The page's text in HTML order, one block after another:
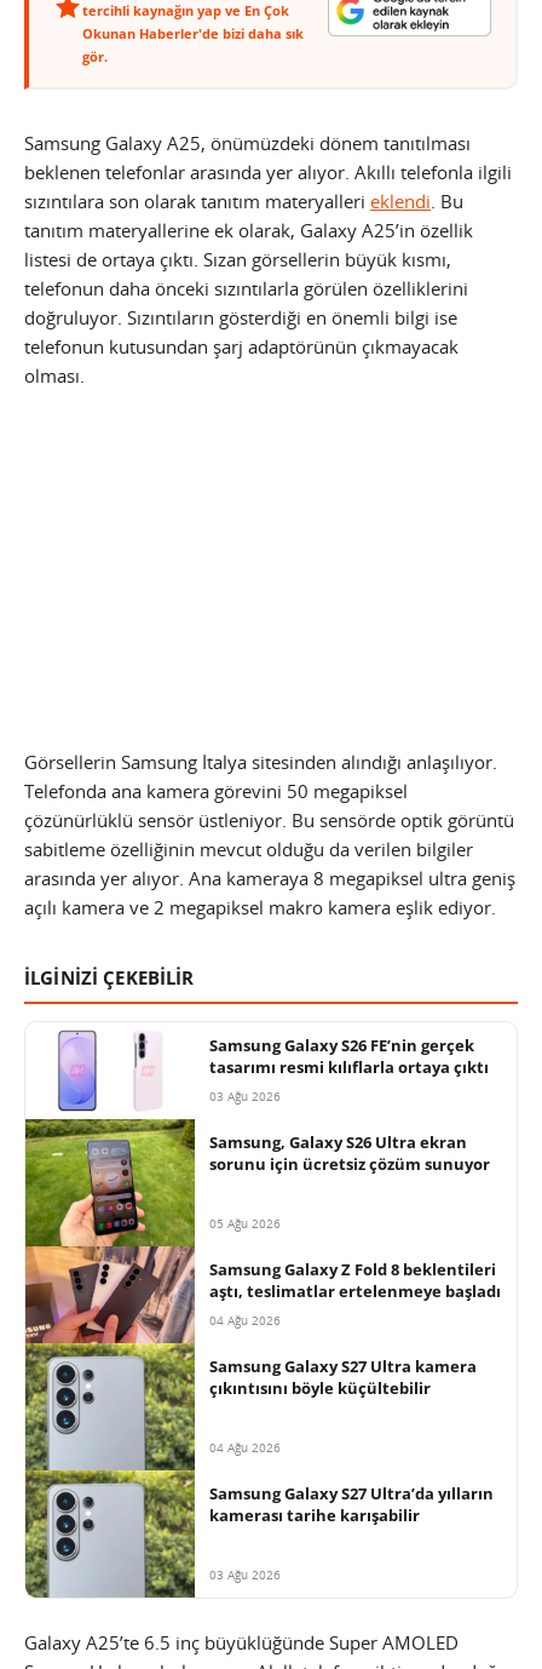
tercihli kaynağın yap ve En Çok
Okunan Haberler'de bizi daha sık
gör.
Samsung Galaxy A25, önümüzdeki dönem tanıtılması
beklenen telefonlar arasında yer alıyor. Akıllı telefonla ilgili
sızıntılara son olarak tanıtım materyalleri eklendi. Bu
tanıtım materyallerine ek olarak, Galaxy A25’in özellik
listesi de ortaya çıktı. Sızan görsellerin büyük kısmı,
telefonun daha önceki sızıntılarla görülen özelliklerini
doğruluyor. Sızıntıların gösterdiği en önemli bilgi ise
telefonun kutusundan şarj adaptörünün çıkmayacak
olması.
Görsellerin Samsung İtalya sitesinden alındığı anlaşılıyor.
Telefonda ana kamera görevini 50 megapiksel
çözünürlüklü sensör üstleniyor. Bu sensörde optik görüntü
sabitleme özelliğinin mevcut olduğu da verilen bilgiler
arasında yer alıyor. Ana kameraya 8 megapiksel ultra geniş
açılı kamera ve 2 megapiksel makro kamera eşlik ediyor.
İLGİNİZİ ÇEKEBİLİR
Samsung Galaxy S26 FE’nin gerçek
tasarımı resmi kılıflarla ortaya çıktı
03 Ağu 2026
Samsung, Galaxy S26 Ultra ekran
sorunu için ücretsiz çözüm sunuyor
05 Ağu 2026
Samsung Galaxy Z Fold 8 beklentileri
aştı, teslimatlar ertelenmeye başladı
04 Ağu 2026
Samsung Galaxy S27 Ultra kamera
çıkıntısını böyle küçültebilir
04 Ağu 2026
Samsung Galaxy S27 Ultra’da yılların
kamerası tarihe karışabilir
03 Ağu 2026
Galaxy A25’te 6.5 inç büyüklüğünde Super AMOLED